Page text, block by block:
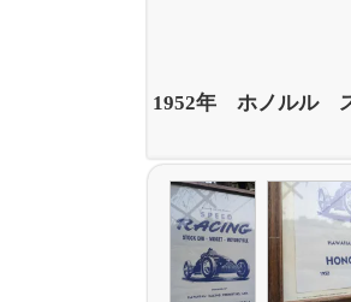
1952年 ホノルル